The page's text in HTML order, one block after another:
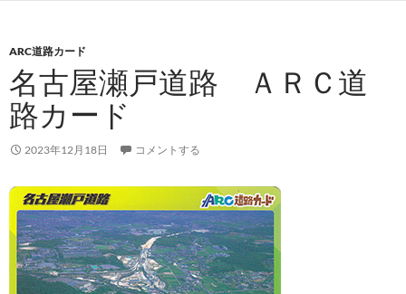
ARC道路カード
名古屋瀬戸道路 ＡＲＣ道
路カード
2023年12月18日 コメントする